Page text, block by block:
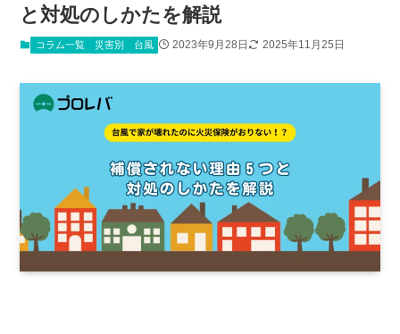
と対処のしかたを解説
コラム一覧 災害別 台風 2023年9月28日 2025年11月25日